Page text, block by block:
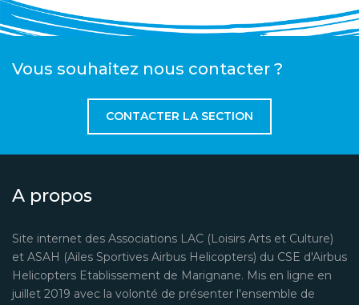
Vous souhaitez nous contacter ?
CONTACTER LA SECTION
A propos
Site internet des Associations LAC (Loisirs Arts et Culture)
et ASAH (Ailes Sportives Airbus Helicopters) du CSE d'Airbus
Helicopters Etablissement de Marignane. Mis en ligne en
juillet 2019 avec la volonté de présenter l'ensemble de